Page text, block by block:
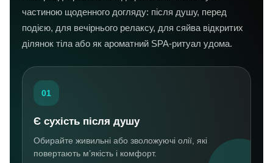
частиною щоденного догляду: після душу, перед
подією, для вечірнього релаксу, для сяйва відкритих
ділянок тіла або як ароматний SPA-ритуал удома.
01
Є сухість після душу
Обирайте живильні або зволожуючі олії, які
повертають м’якість і комфорт.